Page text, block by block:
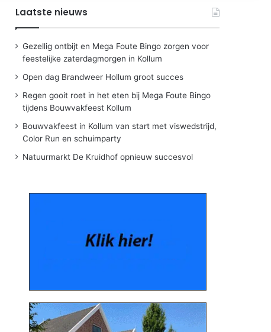
Laatste nieuws
Gezellig ontbijt en Mega Foute Bingo zorgen voor
feestelijke zaterdagmorgen in Kollum
Open dag Brandweer Hollum groot succes
Regen gooit roet in het eten bij Mega Foute Bingo
tijdens Bouwvakfeest Kollum
Bouwvakfeest in Kollum van start met viswedstrijd,
Color Run en schuimparty
Natuurmarkt De Kruidhof opnieuw succesvol